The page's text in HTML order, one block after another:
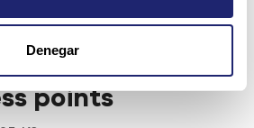
Denegar
para up a 25
points